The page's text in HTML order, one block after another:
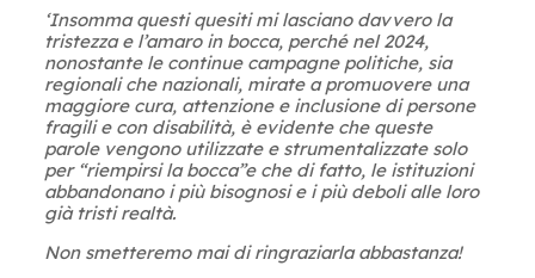
‘Insomma questi quesiti mi lasciano davvero la
tristezza e l’amaro in bocca, perché nel 2024,
nonostante le continue campagne politiche, sia
regionali che nazionali, mirate a promuovere una
maggiore cura, attenzione e inclusione di persone
fragili e con disabilità, è evidente che queste
parole vengono utilizzate e strumentalizzate solo
per “riempirsi la bocca”e che di fatto, le istituzioni
abbandonano i più bisognosi e i più deboli alle loro
già tristi realtà.
Non smetteremo mai di ringraziarla abbastanza!